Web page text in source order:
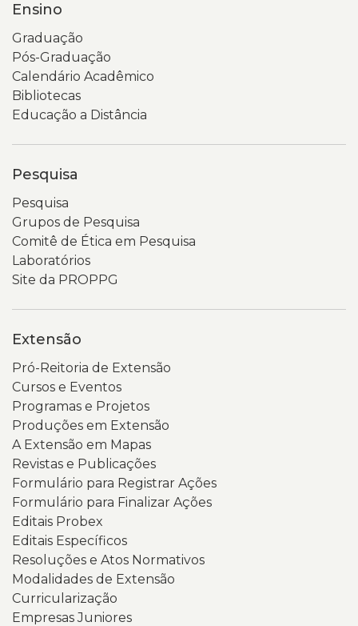
Ensino
Graduação
Pós-Graduação
Calendário Acadêmico
Bibliotecas
Educação a Distância
Pesquisa
Pesquisa
Grupos de Pesquisa
Comitê de Ética em Pesquisa
Laboratórios
Site da PROPPG
Extensão
Pró-Reitoria de Extensão
Cursos e Eventos
Programas e Projetos
Produções em Extensão
A Extensão em Mapas
Revistas e Publicações
Formulário para Registrar Ações
Formulário para Finalizar Ações
Editais Probex
Editais Específicos
Resoluções e Atos Normativos
Modalidades de Extensão
Curricularização
Empresas Juniores